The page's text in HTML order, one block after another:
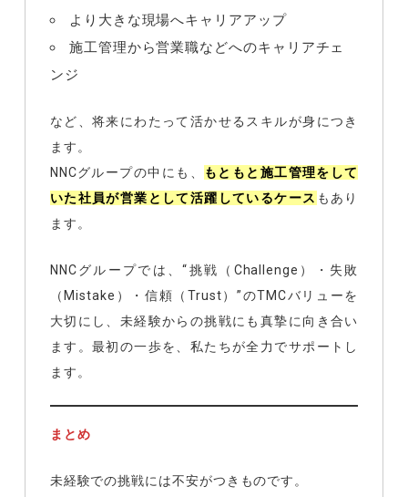
より大きな現場へキャリアアップ
施工管理から営業職などへのキャリアチェ
ンジ
など、将来にわたって活かせるスキルが身につき
ます。
NNCグループの中にも、
もともと施工管理をして
いた社員が営業として活躍しているケース もあり
ます。
NNCグループでは、“挑戦（Challenge）・失敗
（Mistake）・信頼（Trust）”のTMCバリューを
大切にし、未経験からの挑戦にも真摯に向き合い
ます。最初の一歩を、私たちが全力でサポートし
ます。
まとめ
未経験での挑戦には不安がつきものです。